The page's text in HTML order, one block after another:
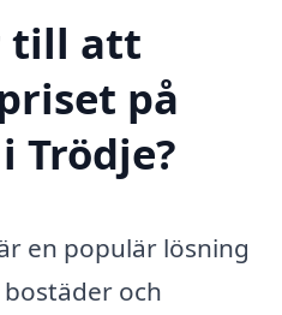
till att
på
Trödje?
en populär lösning
och